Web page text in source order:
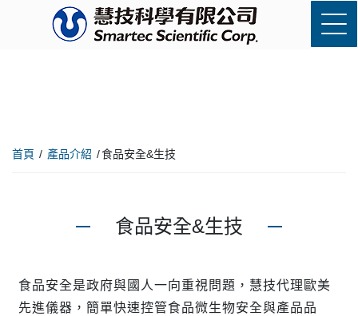
首頁 產品介紹 食品安全&生技
食品安全&生技
食品安全是政府與國人一向重視問題，慧技代理歐美
先進儀器，簡單快速控管食品微生物安全與產品品